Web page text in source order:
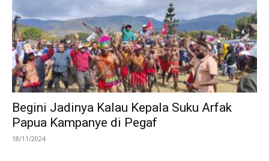
Begini Jadinya Kalau Kepala Suku Arfak
Papua Kampanye di Pegaf
18/11/2024